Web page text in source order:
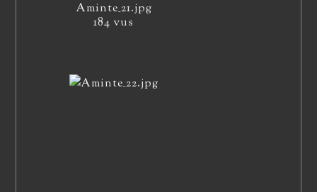
Aminte_21.jpg
184 vus